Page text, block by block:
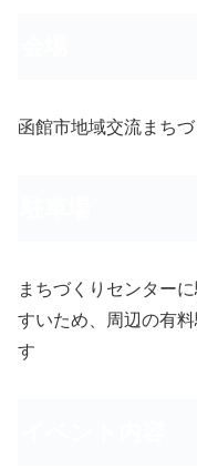
函館市地域交流まち
まちづくりセンター
すいため、周辺の有
す